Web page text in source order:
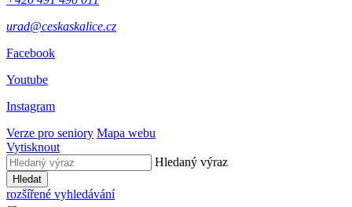
urad@ceskaskalice.cz
Facebook
Youtube
Instagram
Verze pro seniory Mapa webu
Vytisknout
Hledaný výraz
Hledat
rozšířené vyhledávání